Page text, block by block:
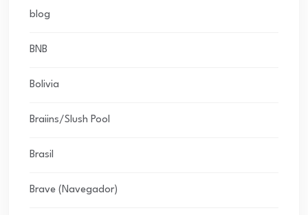
blog
BNB
Bolivia
Braiins/Slush Pool
Brasil
Brave (Navegador)